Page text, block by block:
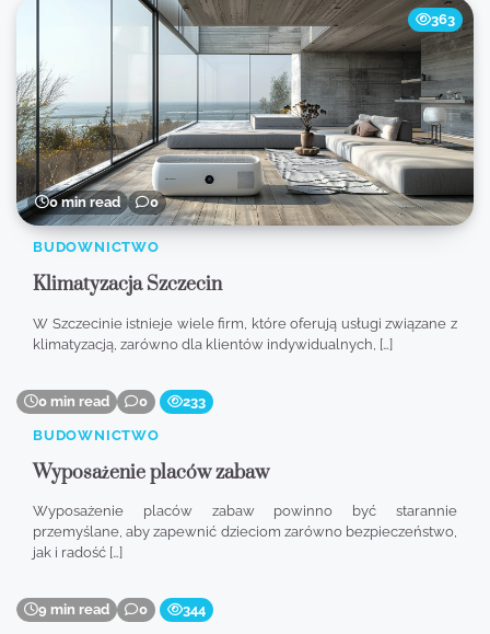
0 min read 0
363
BUDOWNICTWO
Klimatyzacja Szczecin
W Szczecinie istnieje wiele firm, które oferują usługi związane z
klimatyzacją, zarówno dla klientów indywidualnych, […]
0 min read 0 233
BUDOWNICTWO
Wyposażenie placów zabaw
Wyposażenie placów zabaw powinno być starannie
przemyślane, aby zapewnić dzieciom zarówno bezpieczeństwo,
jak i radość […]
9 min read 0 344